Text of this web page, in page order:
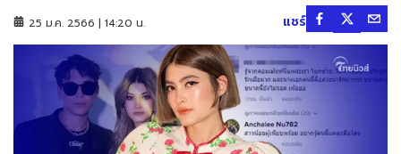
25 ม.ค. 2566 | 14:20 น. แชร์